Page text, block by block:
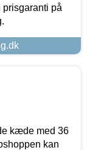
prisgaranti på
kæde med 36
kan